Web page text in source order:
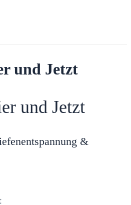
und Jetzt
und Jetzt
&